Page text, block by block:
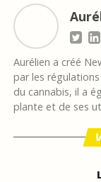
Aurélien a créé
par les
du cannabis, il a
plante et de ses